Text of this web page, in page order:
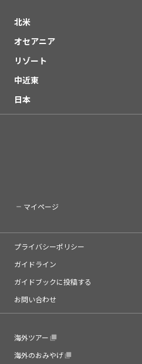
北米
オセアニア
リゾート
中近東
日本
マイページ
プライバシーポリシー
ガイドライン
ガイドブックに投稿する
お問い合わせ
海外ツアー
海外のおみやげ